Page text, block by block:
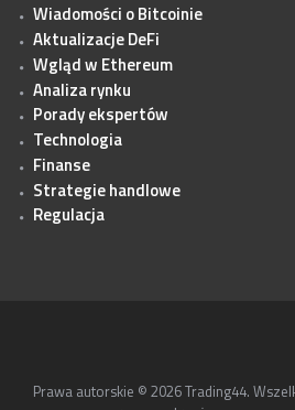
Wiadomości o Bitcoinie
Aktualizacje DeFi
Wgląd w Ethereum
Analiza rynku
Porady ekspertów
Technologia
Finanse
Strategie handlowe
Regulacja
Prawa autorskie © 2026Trading44.